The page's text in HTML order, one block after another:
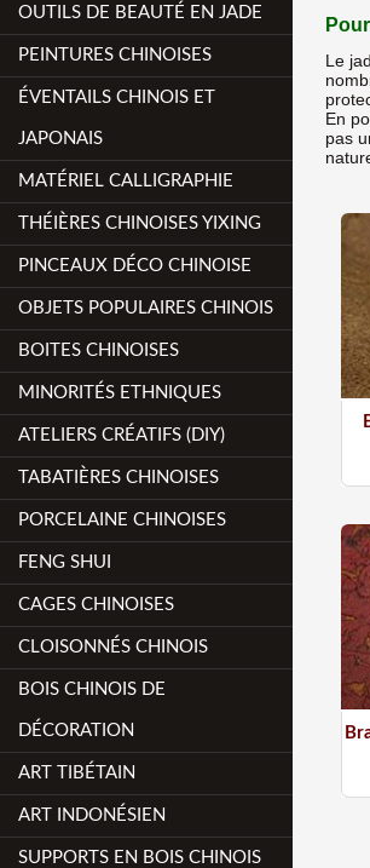
OUTILS DE BEAUTÉ EN JADE
PEINTURES CHINOISES
ÉVENTAILS CHINOIS ET
JAPONAIS
MATÉRIEL CALLIGRAPHIE
THÉIÈRES CHINOISES YIXING
PINCEAUX DÉCO CHINOISE
OBJETS POPULAIRES CHINOIS
BOITES CHINOISES
MINORITÉS ETHNIQUES
ATELIERS CRÉATIFS (DIY)
TABATIÈRES CHINOISES
PORCELAINE CHINOISES
FENG SHUI
CAGES CHINOISES
CLOISONNÉS CHINOIS
BOIS CHINOIS DE
DÉCORATION
ART TIBÉTAIN
ART INDONÉSIEN
SUPPORTS EN BOIS CHINOIS
Le
En
pas